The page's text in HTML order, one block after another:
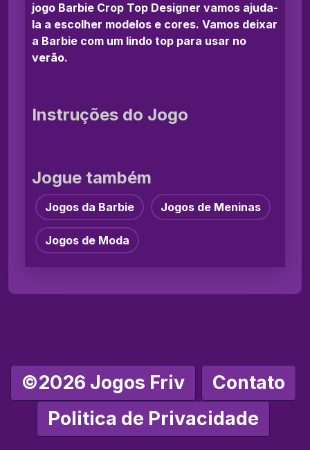
jogo Barbie Crop Top Designer vamos ajuda-
la a escolher modelos e cores. Vamos deixar
a Barbie com um lindo top para usar no
verão.
Instruções do Jogo
Jogue também
Jogos da Barbie Jogos de Meninas
Jogos de Moda
©2026 Jogos Friv
Contato
Politica de Privacidade